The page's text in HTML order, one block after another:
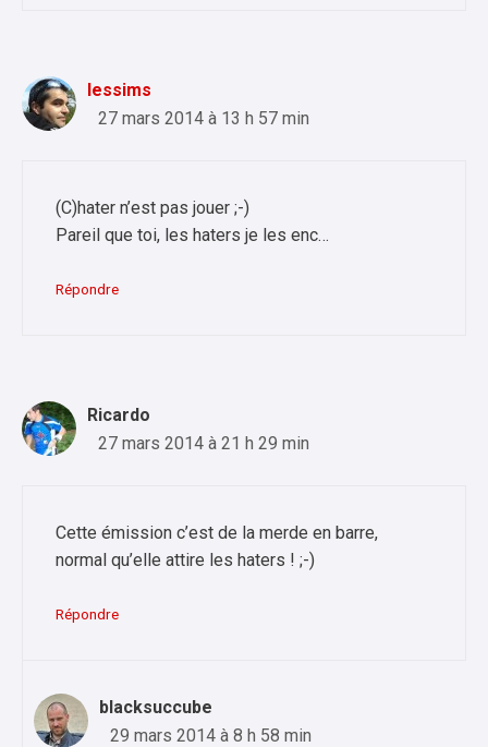
lessims
27 mars 2014 à 13 h 57 min
(C)hater n’est pas jouer ;-)
Pareil que toi, les haters je les enc…
Répondre
Ricardo
27 mars 2014 à 21 h 29 min
Cette émission c’est de la merde en barre,
normal qu’elle attire les haters ! ;-)
Répondre
blacksuccube
29 mars 2014 à 8 h 58 min